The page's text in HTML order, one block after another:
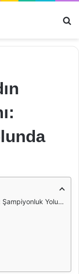
Yolunda